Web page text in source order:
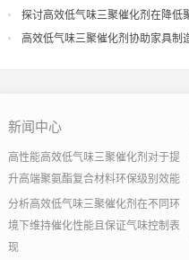
探讨高效低气味三聚催化剂在降低
果
高效低气味三聚催化剂协助家具制
新闻中心
高性能高效低气味三聚催化剂对于提
升高端聚氨酯复合材料环保级别效能
分析高效低气味三聚催化剂在不同环
境下维持催化性能且保证气味控制表
现